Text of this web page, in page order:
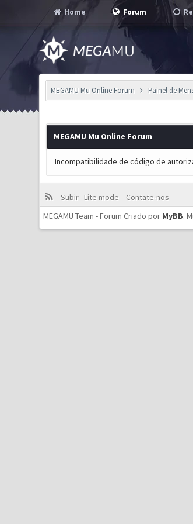
Home Forum
MEGAMU Mu Online Forum Painel de
MEGAMU Mu Online Forum
Incompatibilidade de código de
Subir Lite mode
Contate-nos
MEGAMU Team - Forum Criado por MyBB.